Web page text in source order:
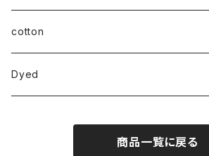
cotton
Dyed
商品一覧に戻る